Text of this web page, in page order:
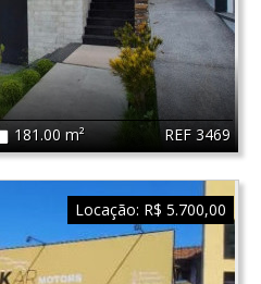
REF 3469
181.00 m²
Locação: R$ 5.700,00